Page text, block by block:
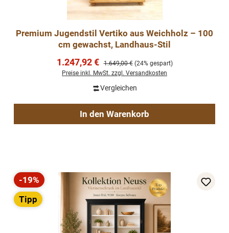
Premium Jugendstil Vertiko aus Weichholz – 100
cm gewachst, Landhaus-Stil
Verkaufspreis:
1.247,92 € Regulärer Preis:
1.649,00 € (24% gespart)
Preise inkl. MwSt. zzgl. Versandkosten
Vergleichen
In den Warenkorb
Rabatt
-19%
Tipp